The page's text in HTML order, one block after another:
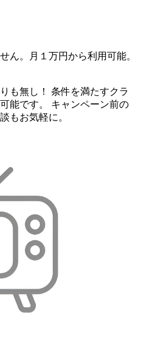
ん。月１万円から利用可能。
も無し！ 条件を満たすクラ
能です。 キャンペーン前の
もお気軽に。